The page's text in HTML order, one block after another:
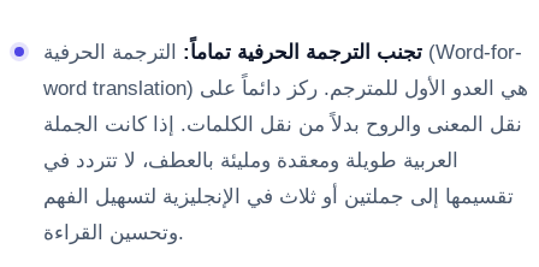
تجنب الترجمة الحرفية تماماً: الترجمة الحرفية (Word-for-
word translation) هي العدو الأول للمترجم. ركز دائماً على
نقل المعنى والروح بدلاً من نقل الكلمات. إذا كانت الجملة
العربية طويلة ومعقدة ومليئة بالعطف، لا تتردد في
تقسيمها إلى جملتين أو ثلاث في الإنجليزية لتسهيل الفهم
وتحسين القراءة.